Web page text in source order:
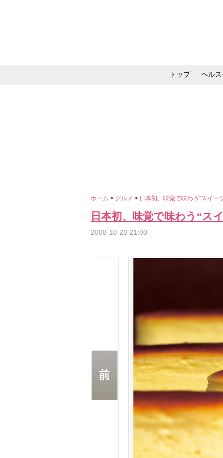
トップ ヘル
ホーム > グルメ > 日本初、味覚で味わう“スイ
日本初、味覚で味わう“ス
2008-10-20 21:00